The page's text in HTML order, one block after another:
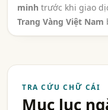
minh trước khi giao
Trang Vàng Việt Nam
TRA CỨU CHỮ CÁI
Mục lục